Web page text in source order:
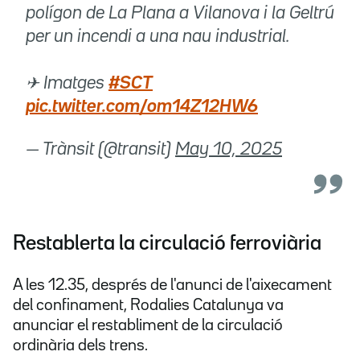
polígon de La Plana a Vilanova i la Geltrú
per un incendi a una nau industrial.
✈ Imatges #SCT
pic.twitter.com/om14Z12HW6
— Trànsit (@transit) May 10, 2025
Restablerta la circulació ferroviària
A les 12.35, després de l'anunci de l'aixecament
del confinament, Rodalies Catalunya va
anunciar el restabliment de la circulació
ordinària dels trens.